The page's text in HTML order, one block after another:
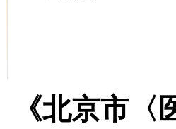
《北京市